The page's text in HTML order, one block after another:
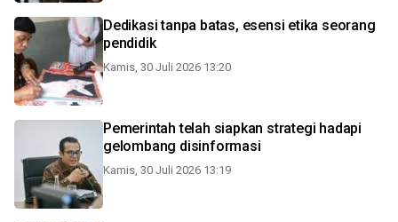
Dedikasi tanpa batas, esensi etika seorang
pendidik
Kamis, 30 Juli 2026 13:20
Pemerintah telah siapkan strategi hadapi
gelombang disinformasi
Kamis, 30 Juli 2026 13:19